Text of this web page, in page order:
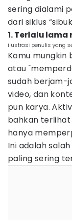
sering dialami
dari siklus
1. Terlalu
ilustrasi penulis yang
Kamu mungkin
atau
sudah berjam-
video, dan
pun karya.
bahkan terlihat
hanya
Ini adalah
paling sering